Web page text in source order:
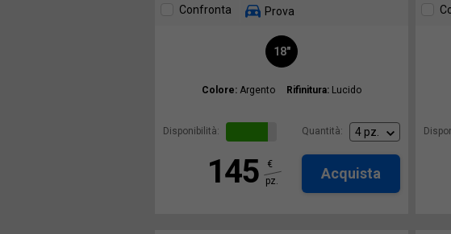
Confronta Prova
18"
Colore: Argento Rifinitura: Lucido
Disponibilità: Quantità:
145
€
pz.
Acquista